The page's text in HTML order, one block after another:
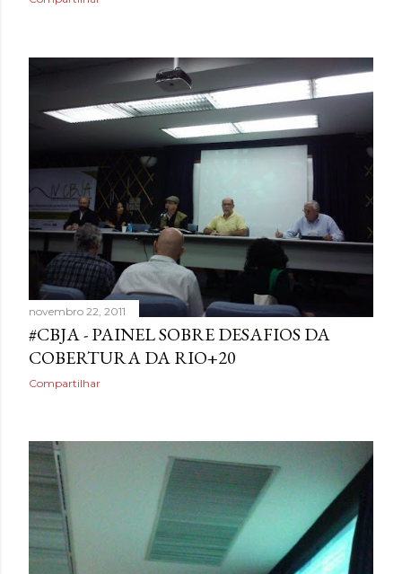
novembro 22, 2011
#CBJA - PAINEL SOBRE DESAFIOS DA
COBERTURA DA RIO+20
Compartilhar